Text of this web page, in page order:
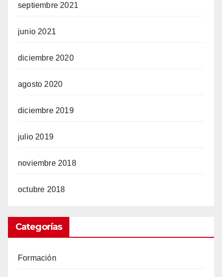
septiembre 2021
junio 2021
diciembre 2020
agosto 2020
diciembre 2019
julio 2019
noviembre 2018
octubre 2018
Categorías
Formación